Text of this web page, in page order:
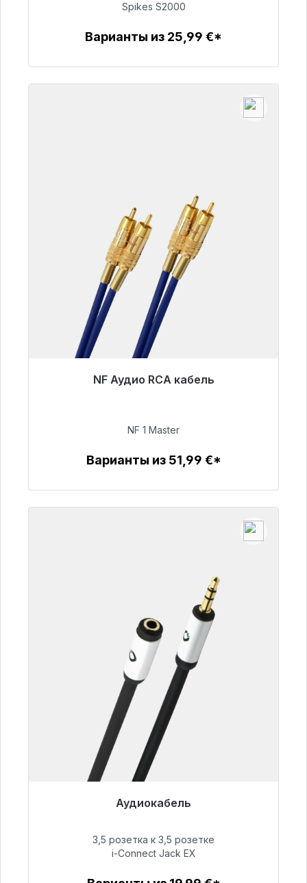
51,49 €
Spikes S2000
Варианты из 25,99 €*
NF Аудио RCA кабель
Готовы к немедленной отправке, срок
99,00 €
NF 1 Master
Варианты из 51,99 €*
Аудиокабель
Готовы к немедленной отправке, срок
51,99 €
3,5 розетка к 3,5 розетке
i-Connect Jack EX